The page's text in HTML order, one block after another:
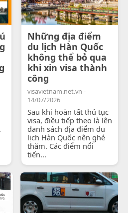
Những địa điểm
du lịch Hàn Quốc
không thể bỏ qua
khi xin visa thành
công
visavietnam.net.vn -
14/07/2026
Sau khi hoàn tất thủ tục
visa, điều tiếp theo là lên
danh sách địa điểm du
lịch Hàn Quốc nên ghé
thăm. Các điểm nổi
tiến...